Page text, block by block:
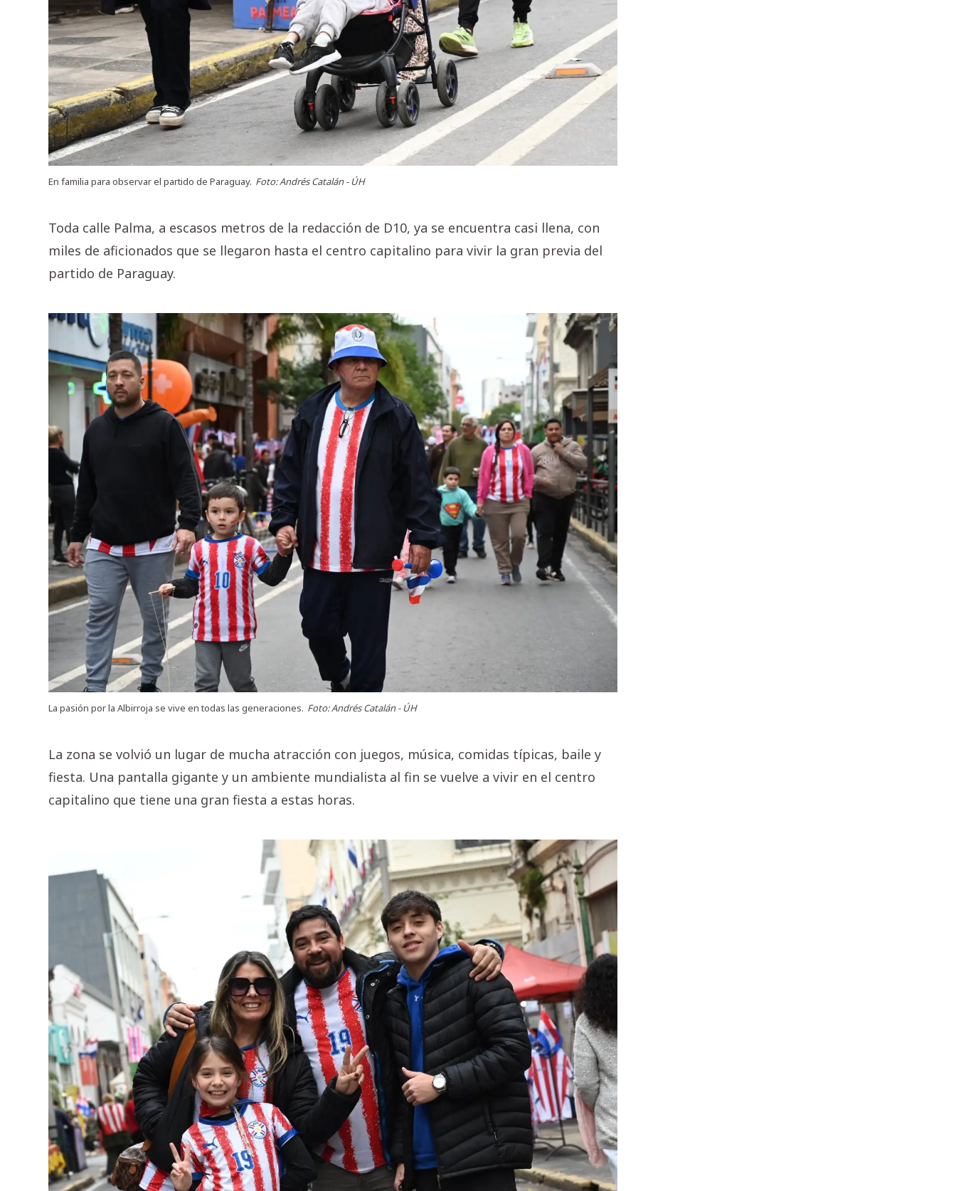
En familia para observar el partido de Paraguay. Foto: Andrés Catalán - ÚH
Toda calle Palma, a escasos metros de la redacción de D10, ya se encuentra casi llena, con
miles de aficionados que se llegaron hasta el centro capitalino para vivir la gran previa del
partido de Paraguay.
La pasión por la Albirroja se vive en todas las generaciones. Foto: Andrés Catalán - ÚH
La zona se volvió un lugar de mucha atracción con juegos, música, comidas típicas, baile y
fiesta. Una pantalla gigante y un ambiente mundialista al fin se vuelve a vivir en el centro
capitalino que tiene una gran fiesta a estas horas.